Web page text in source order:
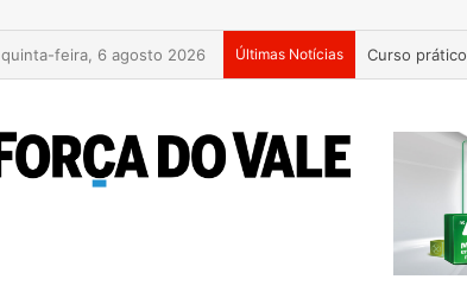
quinta-feira, 6 agosto 2026 Últimas Notícias Curso